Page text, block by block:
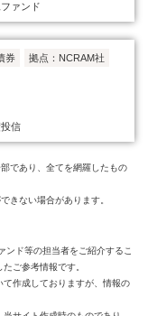
ァンド
券
拠点：NCRAM社
信
であり、全てを網羅したもの
きない場合があります。
ンド等の担当者をご紹介するこ
ご参考情報です。
作成しておりますが、情報の